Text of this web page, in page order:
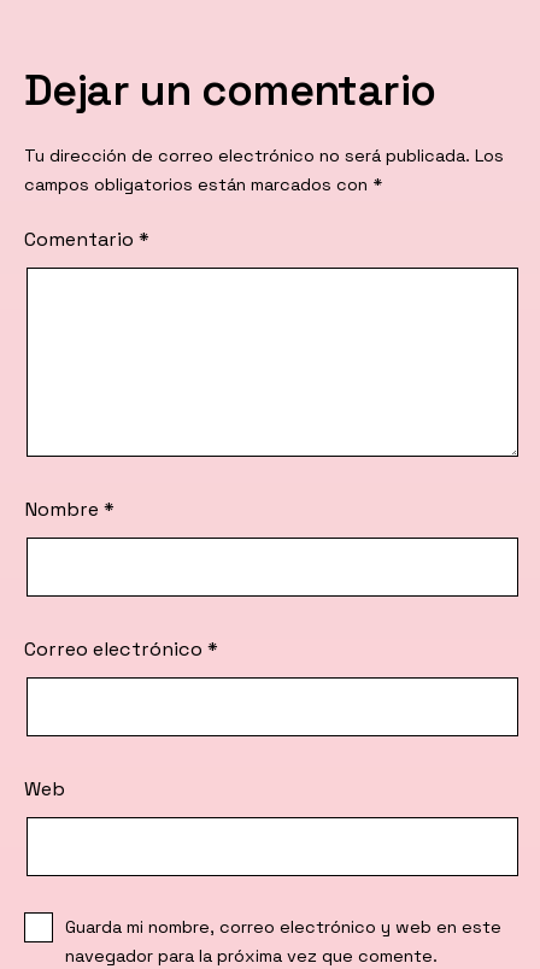
Dejar un comentario
Tu dirección de correo electrónico no será publicada. Los
campos obligatorios están marcados con *
Comentario *
Nombre *
Correo electrónico *
Web
Guarda mi nombre, correo electrónico y web en este
navegador para la próxima vez que comente.